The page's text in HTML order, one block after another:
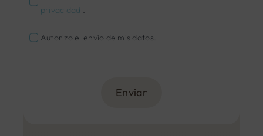
privacidad .
Autorizo el envío de mis datos.
Enviar